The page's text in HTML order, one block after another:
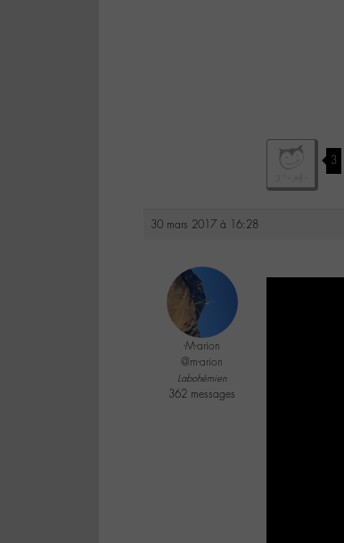
3
30 mars 2017 à 16:28
-M-arion
@m-arion
Labohémien
362 messages